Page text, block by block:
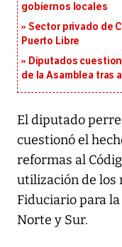
gobiernos locales
Sector privado de
Puerto Libre
Diputados
de la Asamblea tras
El diputado
cuestionó el
reformas al
utilización de los
Fiduciario para
Norte y Sur.